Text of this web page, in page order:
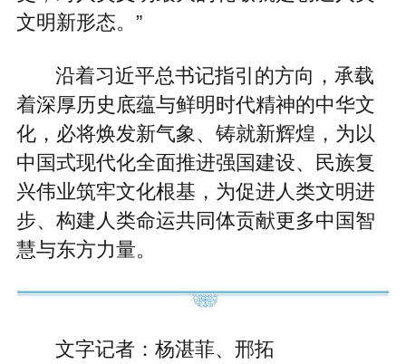
文明新形态。”
沿着习近平总书记指引的方向，承载
着深厚历史底蕴与鲜明时代精神的中华文
化，必将焕发新气象、铸就新辉煌，为以
中国式现代化全面推进强国建设、民族复
兴伟业筑牢文化根基，为促进人类文明进
步、构建人类命运共同体贡献更多中国智
慧与东方力量。
文字记者：杨湛菲、邢拓